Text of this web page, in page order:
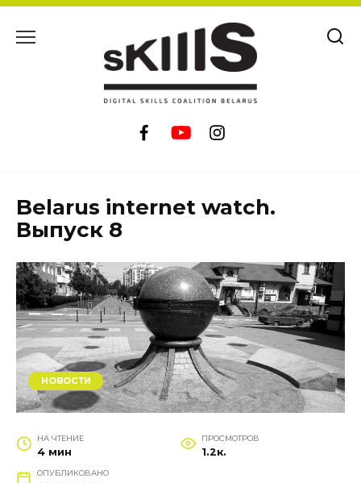
Belarus internet watch.
Выпуск 8
НОВОСТИ
НА ЧТЕНИЕ
4 мин
ПРОСМОТРОВ
1.2к.
ОПУБЛИКОВАНО